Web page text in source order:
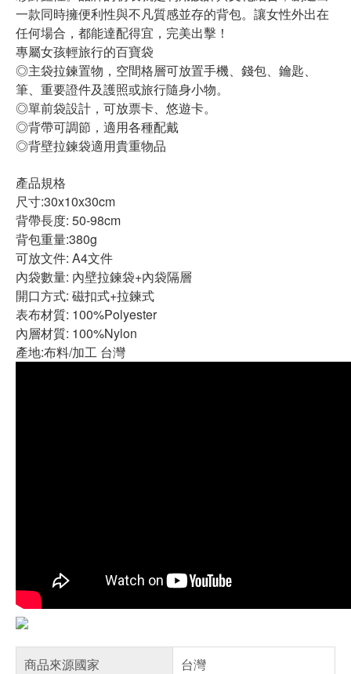
一款同時擁便利性與不凡質感並存的背包。讓女性外出在
任何場合，都能達配得宜，完美出擊！
專屬女孩輕旅行的百寶袋
◎主袋拉鍊置物，空間格層可放置手機、錢包、鑰匙、
筆、重要證件及護照或旅行隨身小物。
◎單前袋設計，可放票卡、悠遊卡。
◎背帶可調節，適用各種配戴
◎背壁拉鍊袋適用貴重物品
產品規格
尺寸:30x10x30cm
背帶長度: 50-98cm
背包重量:380g
可放文件: A4文件
內袋數量: 內壁拉鍊袋+內袋隔層
開口方式: 磁扣式+拉鍊式
表布材質: 100%Polyester
內層材質: 100%Nylon
產地:布料/加工 台灣
商品來源國家
台灣